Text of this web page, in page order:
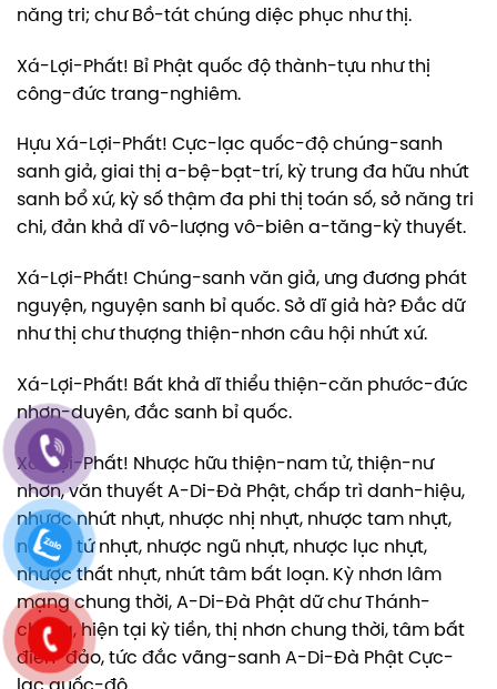
năng tri; chư Bồ-tát chúng diệc phục như thị.
Xá-Lợi-Phất! Bỉ Phật quốc độ thành-tựu như thị
công-đức trang-nghiêm.
Hựu Xá-Lợi-Phất! Cực-lạc quốc-độ chúng-sanh
sanh giả, giai thị a-bệ-bạt-trí, kỳ trung đa hữu nhứt
sanh bổ xứ, kỳ số thậm đa phi thị toán số, sở năng tri
chi, đản khả dĩ vô-lượng vô-biên a-tăng-kỳ thuyết.
Xá-Lợi-Phất! Chúng-sanh văn giả, ưng đương phát
nguyện, nguyện sanh bỉ quốc. Sở dĩ giả hà? Đắc dữ
như thị chư thượng thiện-nhơn câu hội nhứt xứ.
Xá-Lợi-Phất! Bất khả dĩ thiểu thiện-căn phước-đức
nhơn-duyên, đắc sanh bỉ quốc.
Xá-Lợi-Phất! Nhược hữu thiện-nam tử, thiện-nư
nhơn, văn thuyết A-Di-Đà Phật, chấp trì danh-hiệu,
nhược nhứt nhựt, nhược nhị nhựt, nhược tam nhựt,
nhược tứ nhựt, nhược ngũ nhựt, nhược lục nhựt,
nhược thất nhựt, nhứt tâm bất loạn. Kỳ nhơn lâm
mạng chung thời, A-Di-Đà Phật dữ chư Thánh-
chúng, hiện tại kỳ tiền, thị nhơn chung thời, tâm bất
điên-đảo, tức đắc vãng-sanh A-Di-Đà Phật Cực-